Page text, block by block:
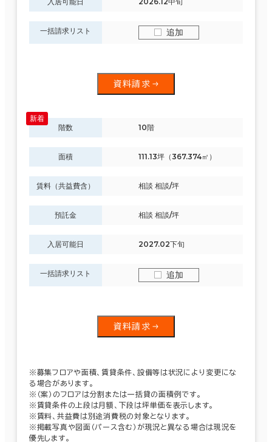
一括請求リスト 追加
資料請求
階数 10階
面積 111.13坪（367.374㎡）
賃料（共益費含） 相談 相談/坪
預託金 相談 相談/坪
入居可能日 2027.02下旬
一括請求リスト 追加
資料請求
※募集フロアや面積、賃貸条件、設備等は状況により変更にな
る場合があります。
※（案）のフロアは分割または一括貸の面積例です。
※賃貸条件の上段は月額、下段は坪単価を表示します。
※賃料、共益費は別途消費税の対象となります。
※掲載写真や図面（パース含む）が現況と異なる場合は現況を
優先します。